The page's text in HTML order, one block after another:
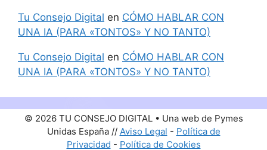
Tu Consejo Digital en CÓMO HABLAR CON
UNA IA (PARA «TONTOS» Y NO TANTO)
Tu Consejo Digital en CÓMO HABLAR CON
UNA IA (PARA «TONTOS» Y NO TANTO)
© 2026 TU CONSEJO DIGITAL • Una web de Pymes
Unidas España // Aviso Legal - Política de
Privacidad - Política de Cookies